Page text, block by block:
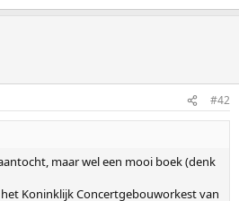
#42
maar wel een mooi boek (denk
Koninklijk Concertgebouworkest van